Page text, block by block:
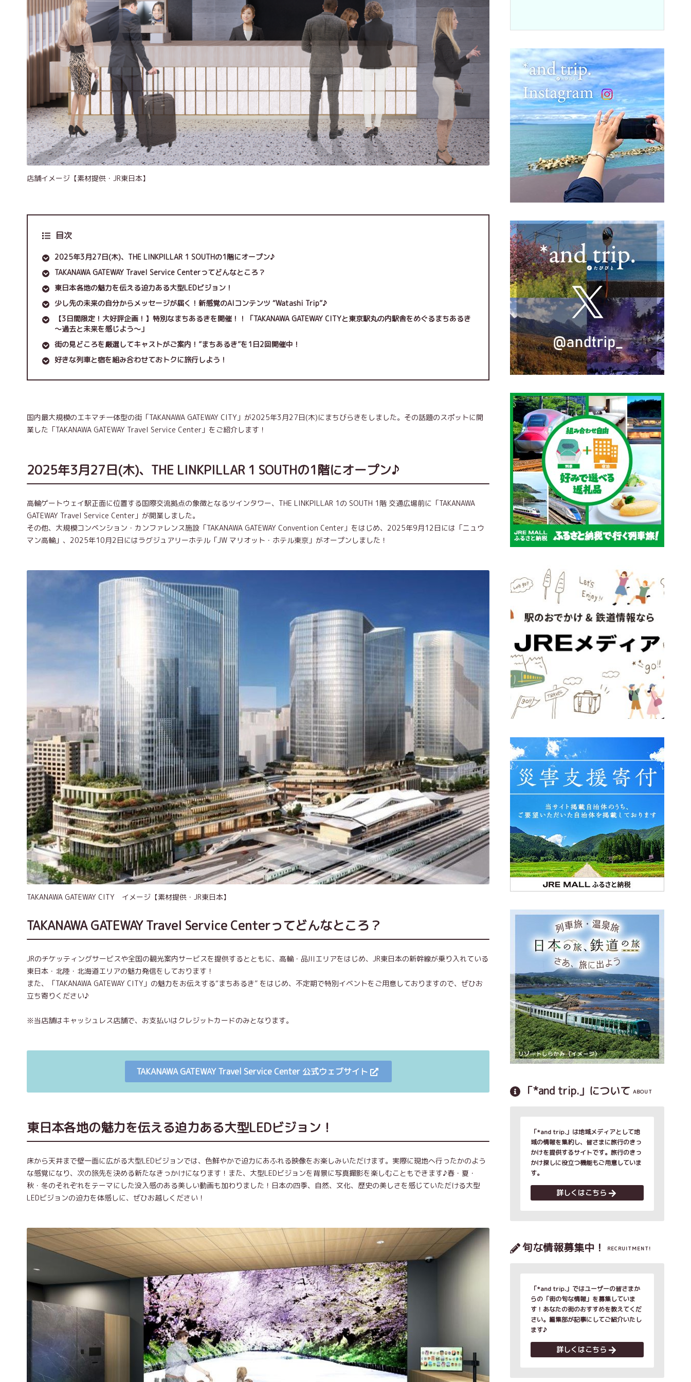
店舗イメージ【素材提供・JR東日本】
目次
2025年3月27日(木)、THE LINKPILLAR 1 SOUTHの1階にオープン♪
TAKANAWA GATEWAY Travel Service Centerってどんなところ？
東日本各地の魅力を伝える迫力ある大型LEDビジョン！
少し先の未来の自分からメッセージが届く！新感覚のAIコンテンツ “Watashi Trip”♪
【3日間限定！大好評企画！】特別なまちあるきを開催！！「TAKANAWA GATEWAY CITYと東京駅丸の内駅舎をめぐるまちあるき
～過去と未来を感じよう～」
街の見どころを厳選してキャストがご案内！”まちあるき”を1日2回開催中！
好きな列車と宿を組み合わせておトクに旅行しよう！
国内最大規模のエキマチ一体型の街「TAKANAWA GATEWAY CITY」が2025年3月27日(木)にまちびらきをしました。その話題のスポットに開
業した「TAKANAWA GATEWAY Travel Service Center」をご紹介します！
2025年3月27日(木)、THE LINKPILLAR 1 SOUTHの1階にオープン♪
高輪ゲートウェイ駅正面に位置する国際交流拠点の象徴となるツインタワー、THE LINKPILLAR 1の SOUTH 1階 交通広場前に「TAKANAWA
GATEWAY Travel Service Center」が開業しました。
その他、大規模コンベンション・カンファレンス施設「TAKANAWA GATEWAY Convention Center」をはじめ、2025年9月12日には「ニュウ
マン高輪」、2025年10月2日にはラグジュアリーホテル「JW マリオット・ホテル東京」がオープンしました！
TAKANAWA GATEWAY CITY イメージ【素材提供・JR東日本】
TAKANAWA GATEWAY Travel Service Centerってどんなところ？
JRのチケッティングサービスや全国の観光案内サービスを提供するとともに、高輪・品川エリアをはじめ、JR東日本の新幹線が乗り入れている
東日本・北陸・北海道エリアの魅力発信をしております！
また、「TAKANAWA GATEWAY CITY」の魅力をお伝えする“まちあるき” をはじめ、不定期で特別イベントをご用意しておりますので、ぜひお
立ち寄りください♪
※当店舗はキャッシュレス店舗で、お支払いはクレジットカードのみとなります。
TAKANAWA GATEWAY Travel Service Center 公式ウェブサイト
東日本各地の魅力を伝える迫力ある大型LEDビジョン！
床から天井まで壁一面に広がる大型LEDビジョンでは、色鮮やかで迫力にあふれる映像をお楽しみいただけます。実際に現地へ行ったかのよう
な感覚になり、次の旅先を決める新たなきっかけになります！また、大型LEDビジョンを背景に写真撮影を楽しむこともできます♪春・夏・
秋・冬のそれぞれをテーマにした没入感のある美しい動画も加わりました！日本の四季、自然、文化、歴史の美しさを感じていただける大型
LEDビジョンの迫力を体感しに、ぜひお越しください！
「*and trip.」について ABOUT
「*and trip.」は地域メディアとして地
域の情報を集約し、皆さまに旅行のきっ
かけを提供するサイトです。旅行のきっ
かけ探しに役立つ機能もご用意していま
す。
詳しくはこちら
旬な情報募集中！ RECRUITMENT!
「*and trip.」ではユーザーの皆さまか
らの「街の旬な情報」を募集していま
す！あなたの街のおすすめを教えてくだ
さい。編集部が記事にしてご紹介いたし
ます♪
詳しくはこちら